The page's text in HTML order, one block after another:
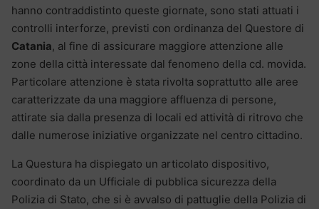
hanno contraddistinto queste giornate, sono stati attuati i
controlli interforze, previsti con ordinanza del Questore di
Catania, al fine di assicurare maggiore attenzione alle
zone della città interessate dal fenomeno della cd. movida.
Particolare attenzione è stata rivolta soprattutto alle aree
caratterizzate da una maggiore affluenza di persone,
attirate sia dalla presenza di locali ed attività di ritrovo che
dalle numerose iniziative organizzate nel centro cittadino.
La Questura ha dispiegato un articolato dispositivo,
coordinato da un Ufficiale di pubblica sicurezza della
Polizia di Stato, che si è avvalso di pattuglie della Polizia di